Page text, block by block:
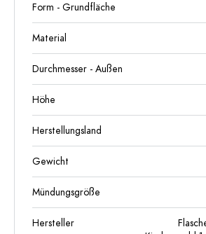
Form - Grundfläche
Material
Durchmesser - Außen
Höhe
Herstellungsland
Gewicht
Mündungsgröße
Hersteller